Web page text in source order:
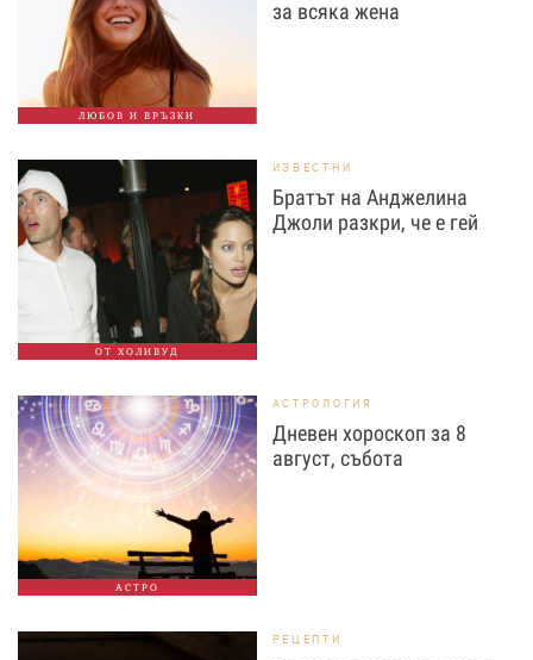
ЛЮБОВ И ВРЪЗКИ
за всяка жена
ОТ ХОЛИВУД
ИЗВЕСТНИ
Братът на Анджелина
Джоли разкри, че е гей
АСТРО
АСТРОЛОГИЯ
Дневен хороскоп за 8
август, събота
РЕЦЕПТИ